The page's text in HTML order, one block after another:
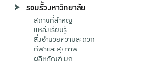
รอบรั้วมหาวิทยาลัย
สถานที่สำคัญ
แหล่งเรียนรู้
สิ่งอำนวยความสะดวก
กีฬาและสุขภาพ
ผลิตภัณฑ์ มก.